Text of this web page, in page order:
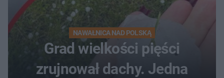
NAWAŁNICA NAD POLSKĄ
Grad wielkości pięści
zrujnował dachy. Jedna